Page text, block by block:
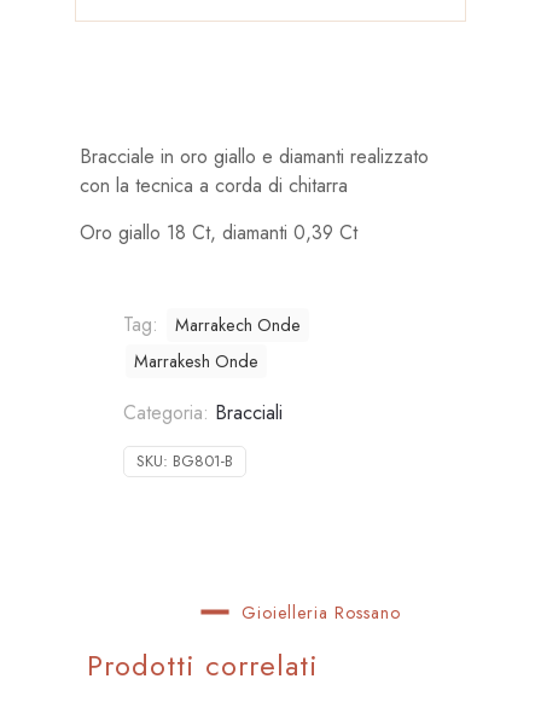
Bracciale in oro giallo e diamanti realizzato
con la tecnica a corda di chitarra
Oro giallo 18 Ct, diamanti 0,39 Ct
Tag:
Marrakech Onde
Marrakesh Onde
Categoria: Bracciali
SKU: BG801-B
Gioielleria Rossano
Prodotti correlati